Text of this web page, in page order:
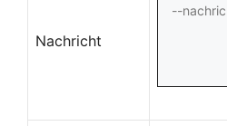
Nachricht